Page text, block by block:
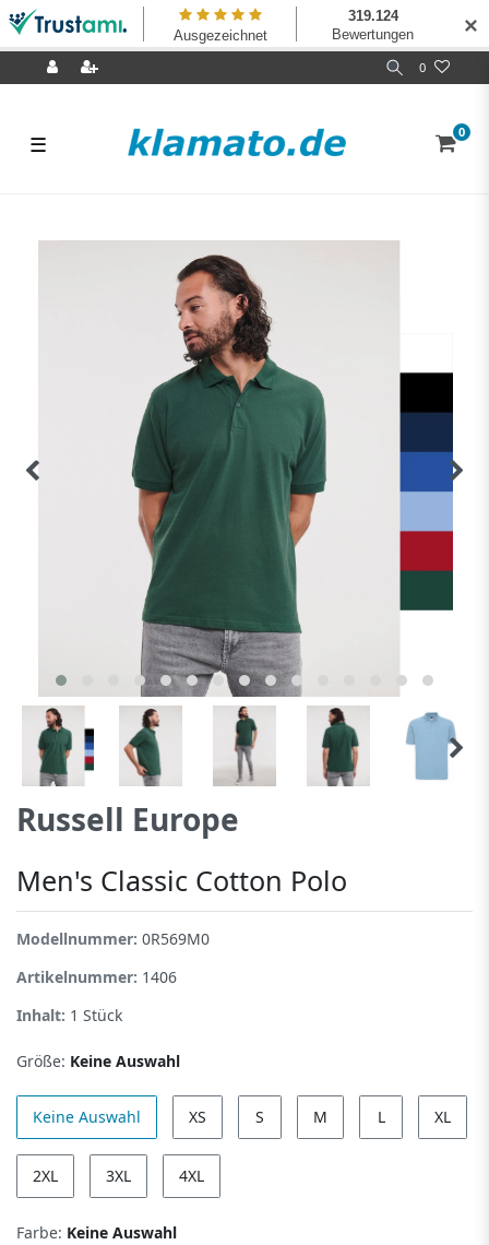
0
☰ 0
Russell Europe
Men's Classic Cotton Polo
Modellnummer: 0R569M0
Artikelnummer: 1406
Inhalt: 1 Stück
Größe: Keine Auswahl
Keine Auswahl XS S M L XL
2XL 3XL 4XL
Farbe: Keine Auswahl
✕